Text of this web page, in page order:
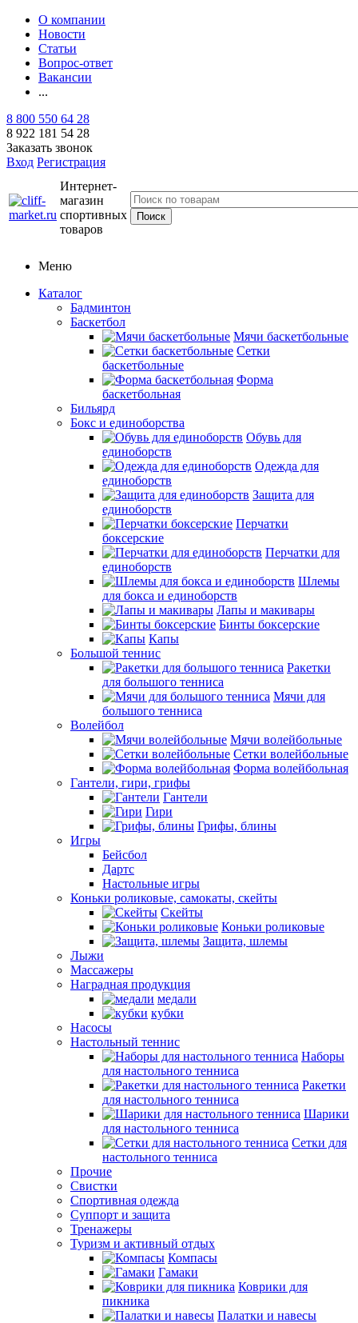
О компании
Новости
Статьи
Вопрос-ответ
Вакансии
...
8 800 550 64 28
8 922 181 54 28
Заказать звонок
Вход Регистрация
Интернет-
магазин
спортивных
товаров
Меню
Каталог
Бадминтон
Баскетбол
Мячи баскетбольные
Сетки
баскетбольные
Форма
баскетбольная
Бильярд
Бокс и единоборства
Обувь для
единоборств
Одежда для
единоборств
Защита для
единоборств
Перчатки
боксерские
Перчатки для
единоборств
Шлемы
для бокса и единоборств
Лапы и макивары
Бинты боксерские
Капы
Большой теннис
Ракетки
для большого тенниса
Мячи для
большого тенниса
Волейбол
Мячи волейбольные
Сетки волейбольные
Форма волейбольная
Гантели, гири, грифы
Гантели
Гири
Грифы, блины
Игры
Бейсбол
Дартс
Настольные игры
Коньки роликовые, самокаты, скейты
Скейты
Коньки роликовые
Защита, шлемы
Лыжи
Массажеры
Наградная продукция
медали
кубки
Насосы
Настольный теннис
Наборы
для настольного тенниса
Ракетки
для настольного тенниса
Шарики
для настольного тенниса
Сетки для
настольного тенниса
Прочие
Свистки
Спортивная одежда
Суппорт и защита
Тренажеры
Туризм и активный отдых
Компасы
Гамаки
Коврики для
пикника
Палатки и навесы